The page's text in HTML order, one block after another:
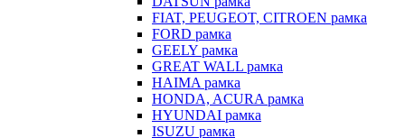
FIAT, PEUGEOT, CITROEN рамка
FORD рамка
GEELY рамка
GREAT WALL рамка
HAIMA рамка
HONDA, ACURA рамка
HYUNDAI рамка
ISUZU рамка